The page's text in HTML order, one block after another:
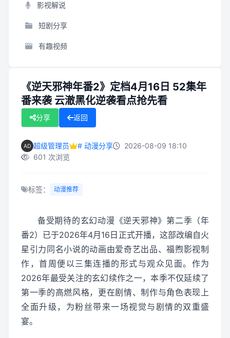
影视解说
短剧分享
有趣视频
《逆天邪神年番2》定档4月16日 52集年
番来袭 云澈黑化逆袭看点抢先看
分享 返回
超级管理员 # 动漫分享
2026-08-09 18:10
601 次浏览
标签： 动漫推荐
备受期待的玄幻动漫《逆天邪神》第二季（年
番2）已于2026年4月16日正式开播，这部改编自火
星引力同名小说的动画由爱奇艺出品、福煦影视制
作，首周便以三集连播的形式与观众见面。作为
2026年最受关注的玄幻续作之一，本季不仅延续了
第一季的高燃风格，更在剧情、制作与角色表现上
全面升级，为粉丝带来一场视觉与剧情的双重盛
宴。